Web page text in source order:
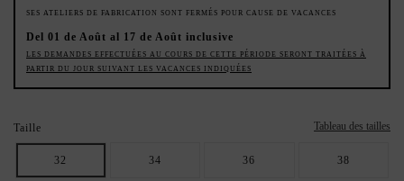
SES ATELIERS DE FABRICATION SONT FERMÉS POUR CAUSE DE VACANCES
Del 01 de Août al 17 de Août inclusive
LES DEMANDES EFFECTUÉES AU COURS DE CETTE PÉRIODE SERONT TRAITÉES À
PARTIR DU JOUR SUIVANT LES VACANCES INDIQUÉES
Taille Tableau des tailles
32 34 36 38